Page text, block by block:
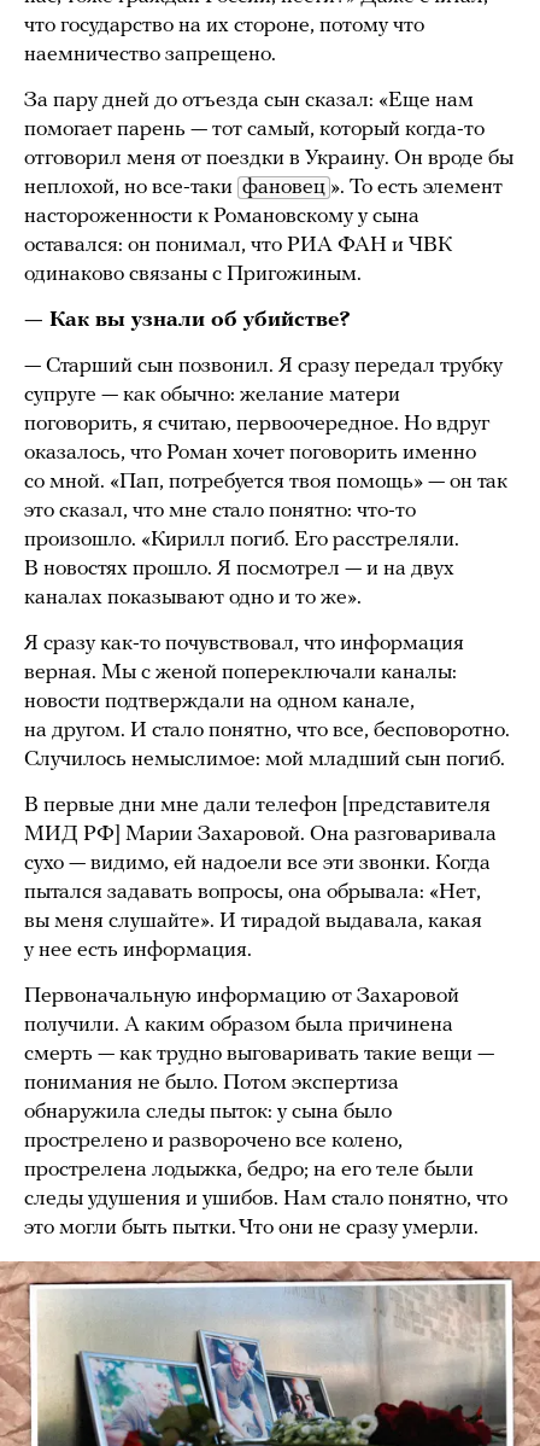
что государство на их стороне, потому что
наемничество запрещено.
За пару дней до отъезда сын сказал: «Еще нам
помогает парень — тот самый, который когда-то
отговорил меня от поездки в Украину. Он вроде бы
неплохой, но все-таки фановец ». То есть элемент
настороженности к Романовскому у сына
оставался: он понимал, что РИА ФАН и ЧВК
одинаково связаны с Пригожиным.
— Как вы узнали об убийстве?
— Старший сын позвонил. Я сразу передал трубку
супруге — как обычно: желание матери
поговорить, я считаю, первоочередное. Но вдруг
оказалось, что Роман хочет поговорить именно
со мной. «Пап, потребуется твоя помощь» — он так
это сказал, что мне стало понятно: что-то
произошло. «Кирилл погиб. Его расстреляли.
В новостях прошло. Я посмотрел — и на двух
каналах показывают одно и то же».
Я сразу как-то почувствовал, что информация
верная. Мы с женой попереключали каналы:
новости подтверждали на одном канале,
на другом. И стало понятно, что все, бесповоротно.
Случилось немыслимое: мой младший сын погиб.
В первые дни мне дали телефон [представителя
МИД РФ] Марии Захаровой. Она разговаривала
сухо — видимо, ей надоели все эти звонки. Когда
пытался задавать вопросы, она обрывала: «Нет,
вы меня слушайте». И тирадой выдавала, какая
у нее есть информация.
Первоначальную информацию от Захаровой
получили. А каким образом была причинена
смерть — как трудно выговаривать такие вещи —
понимания не было. Потом экспертиза
обнаружила следы пыток: у сына было
прострелено и разворочено все колено,
прострелена лодыжка, бедро; на его теле были
следы удушения и ушибов. Нам стало понятно, что
это могли быть пытки. Что они не сразу умерли.